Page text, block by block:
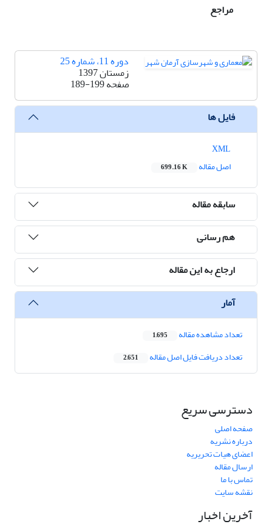
مراجع
دوره 11، شماره 25
زمستان 1397
صفحه189-199
فایل ها
اصل مقاله
699.16 K
سابقه مقاله
هم رسانی
ارجاع به این مقاله
آمار
تعداد مشاهده مقاله 1,695
تعداد دریافت فایل اصل مقاله 2,651
دسترسی سریع
صفحه اصلی
درباره نشریه
اعضای هیات تحریریه
ارسال مقاله
تماس با ما
نقشه سایت
آخرین اخبار